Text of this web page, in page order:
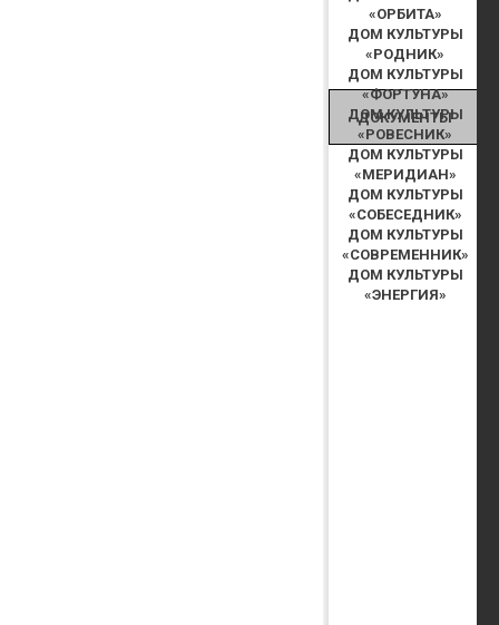
«ОРБИТА»
ДОМ КУЛЬТУРЫ
«РОДНИК»
ДОМ КУЛЬТУРЫ
«ФОРТУНА»
ДОМ КУЛЬТУРЫ
«РОВЕСНИК»
ДОМ КУЛЬТУРЫ
«МЕРИДИАН»
ДОМ КУЛЬТУРЫ
«СОБЕСЕДНИК»
ДОМ КУЛЬТУРЫ
«СОВРЕМЕННИК»
ДОМ КУЛЬТУРЫ
«ЭНЕРГИЯ»
ДОКУМЕНТЫ